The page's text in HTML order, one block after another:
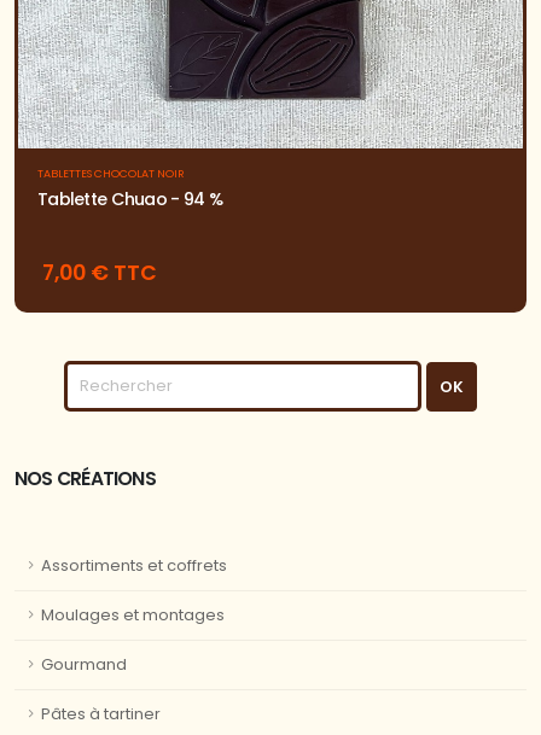
TABLETTES CHOCOLAT NOIR
Tablette Chuao - 94 %
7,00 € TTC
NOS CRÉATIONS
Assortiments et coffrets
Moulages et montages
Gourmand
Pâtes à tartiner